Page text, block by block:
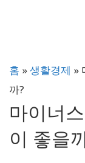
홈 »생활경제 »
까?
마이너
이 좋을